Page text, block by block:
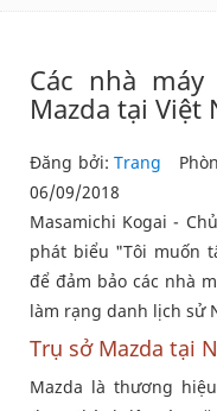
Các nhà
Mazda tại Việt
Đăng bởi:Trang
06/09/2018
Masamichi Kogai -
phát biểu "Tôi muốn
để đảm bảo các nhà
làm rạng danh lịch sử
Trụ sở Mazda tại
Mazda là thương